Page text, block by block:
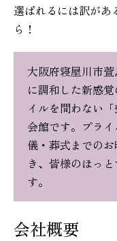
選ばれるには訳があ
ら！
大阪府寝屋川市
に調和した新感
イルを問わない
会館です。プラ
儀・葬式までの
き、皆様のほっ
す。
会社概要